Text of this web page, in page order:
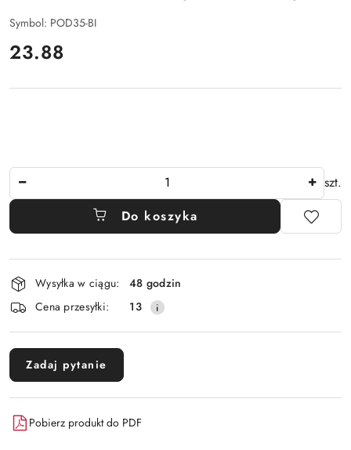
Symbol: POD35-BI
cena:
23.88
szt.
Do koszyka
Dostępność
i
dostawa
Wysyłka w ciągu:
48 godzin
Cena przesyłki:
13
Zadaj pytanie
Pobierz produkt do PDF